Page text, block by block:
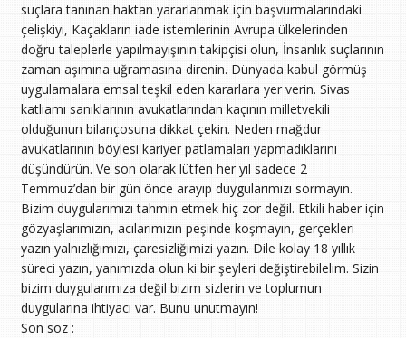
suçlara tanınan haktan yararlanmak için başvurmalarındaki
çelişkiyi, Kaçakların iade istemlerinin Avrupa ülkelerinden
doğru taleplerle yapılmayışının takipçisi olun, İnsanlık suçlarının
zaman aşımına uğramasına direnin. Dünyada kabul görmüş
uygulamalara emsal teşkil eden kararlara yer verin. Sivas
katliamı sanıklarının avukatlarından kaçının milletvekili
olduğunun bilançosuna dikkat çekin. Neden mağdur
avukatlarının böylesi kariyer patlamaları yapmadıklarını
düşündürün. Ve son olarak lütfen her yıl sadece 2
Temmuz’dan bir gün önce arayıp duygularımızı sormayın.
Bizim duygularımızı tahmin etmek hiç zor değil. Etkili haber için
gözyaşlarımızın, acılarımızın peşinde koşmayın, gerçekleri
yazın yalnızlığımızı, çaresizliğimizi yazın. Dile kolay 18 yıllık
süreci yazın, yanımızda olun ki bir şeyleri değiştirebilelim. Sizin
bizim duygularımıza değil bizim sizlerin ve toplumun
duygularına ihtiyacı var. Bunu unutmayın!
Son söz :